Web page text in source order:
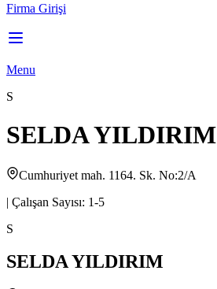
Firma Girişi
Menu
S
SELDA YILDIRIM
Cumhuriyet mah. 1164. Sk. No:2/A
| Çalışan Sayısı: 1-5
S
SELDA YILDIRIM